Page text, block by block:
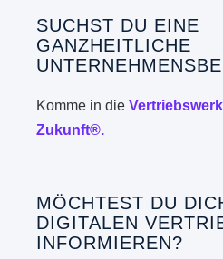
SUCHST DU EINE
GANZHEITLICHE
Komme in die
Zukunft®.
MÖCHTEST DU
DIGITALEN
INFORMIEREN?